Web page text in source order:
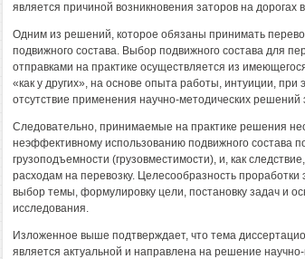
является причиной возникновения заторов на дорогах
Одним из решений, которое обязаны принимать
подвижного состава. Выбор подвижного состава для
отправками на практике осуществляется из
«как у других», на основе опыта работы, интуиции, при
отсутствие применения научно-методических решений
Следовательно, принимаемые на практике решения
неэффективному использованию подвижного состава
грузоподъемности (грузовместимости), и, как
расходам на перевозку. Целесообразность проработки
выбор темы, формулировку цели, постановку задач и
исследования.
Изложенное выше подтверждает, что тема
является актуальной и направлена на решение научно-